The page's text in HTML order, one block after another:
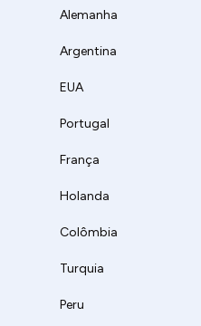
Alemanha
Argentina
EUA
Portugal
França
Holanda
Colômbia
Turquia
Peru